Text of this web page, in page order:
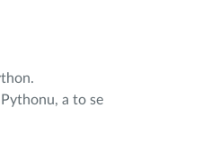
a to se